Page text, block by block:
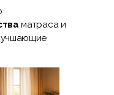
матраса и